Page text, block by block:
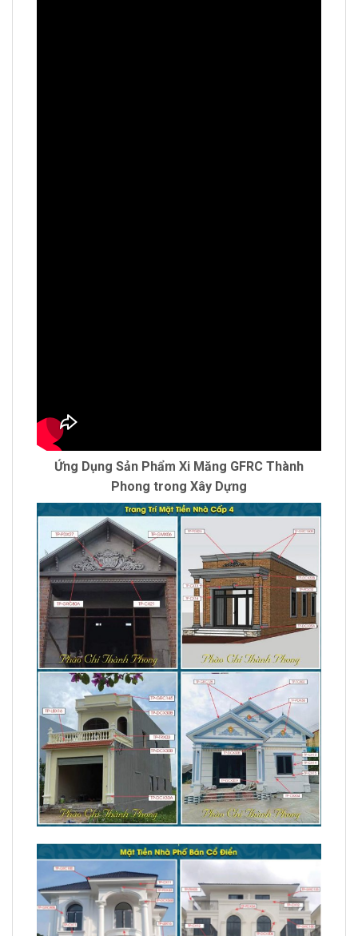
Ứng Dụng Sản Phẩm Xi Măng GFRC Thành
Phong trong Xây Dựng